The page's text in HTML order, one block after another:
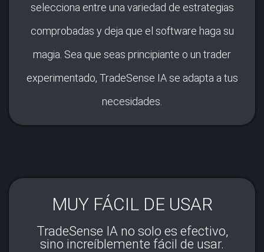
selecciona entre una variedad de estrategias
comprobadas y deja que el software haga su
magia. Sea que seas principiante o un trader
experimentado, TradeSense IA se adapta a tus
necesidades.
MUY FÁCIL DE USAR
TradeSense IA no solo es efectivo,
sino increíblemente fácil de usar.